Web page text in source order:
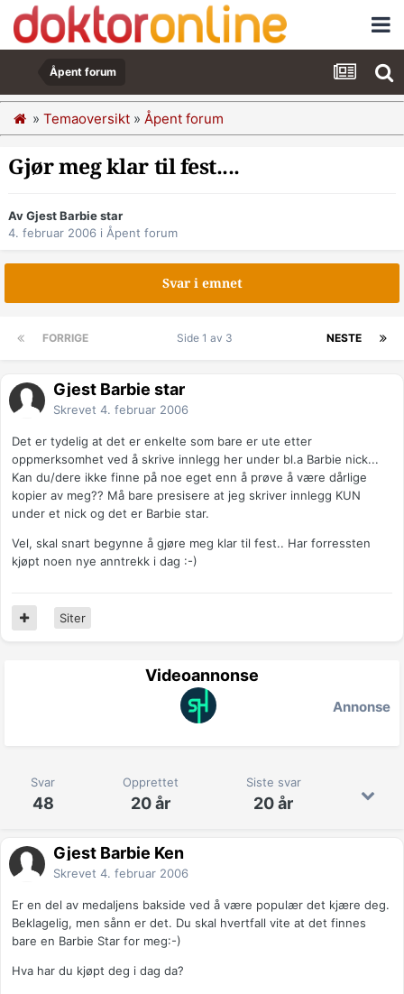
Åpent forum
» Temaoversikt » Åpent forum
Gjør meg klar til fest....
Av Gjest Barbie star
4. februar 2006 i Åpent forum
Svar i emnet
FORRIGE NESTE
Side 1 av 3
Gjest Barbie star
Skrevet 4. februar 2006
Det er tydelig at det er enkelte som bare er ute etter
oppmerksomhet ved å skrive innlegg her under bl.a Barbie nick...
Kan du/dere ikke finne på noe eget enn å prøve å være dårlige
kopier av meg?? Må bare presisere at jeg skriver innlegg KUN
under et nick og det er Barbie star.
Vel, skal snart begynne å gjøre meg klar til fest.. Har forressten
kjøpt noen nye anntrekk i dag :-)
Siter
Videoannonse
Annonse
Svar
48
Opprettet
20 år
Siste svar
20 år
Gjest Barbie Ken
Skrevet 4. februar 2006
Er en del av medaljens bakside ved å være populær det kjære deg.
Beklagelig, men sånn er det. Du skal hvertfall vite at det finnes
bare en Barbie Star for meg:-)
Hva har du kjøpt deg i dag da?